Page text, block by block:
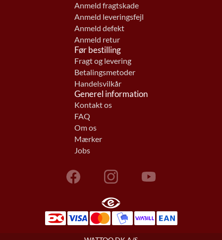
Anmeld fragtskade
Anmeld leveringsfejl
Anmeld defekt
Anmeld retur
Før bestilling
Fragt og levering
Betalingsmetoder
Handelsvilkår
Generel information
Kontakt os
FAQ
Om os
Mærker
Jobs